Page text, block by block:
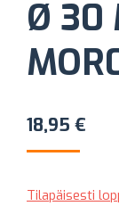
Ø 30
18,95 €
Tilapäisesti